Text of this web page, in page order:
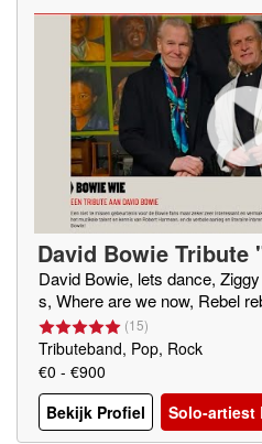
David Bowie Tribute
David Bowie, lets dance,
s, Where are we now, Rebel
(15)
Tributeband, Pop, Rock
€0 - €900
Bekijk Profiel
Solo-artiest